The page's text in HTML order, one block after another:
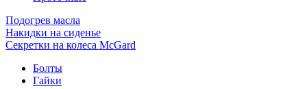
Подогрев масла
Накидки на сиденье
Секретки на колеса McGard
Болты
Гайки